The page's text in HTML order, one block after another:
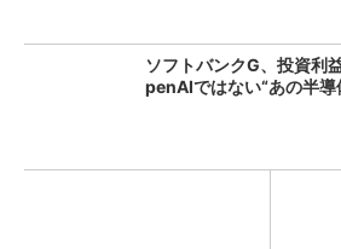
ソフトバンクG、投資利
penAIではない“あの半導